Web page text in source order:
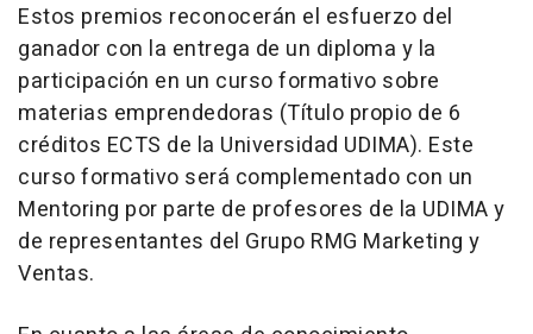
Estos premios reconocerán el esfuerzo del
ganador con la entrega de un diploma y la
participación en un curso formativo sobre
materias emprendedoras (Título propio de 6
créditos ECTS de la Universidad UDIMA). Este
curso formativo será complementado con un
Mentoring por parte de profesores de la UDIMA y
de representantes del Grupo RMG Marketing y
Ventas.